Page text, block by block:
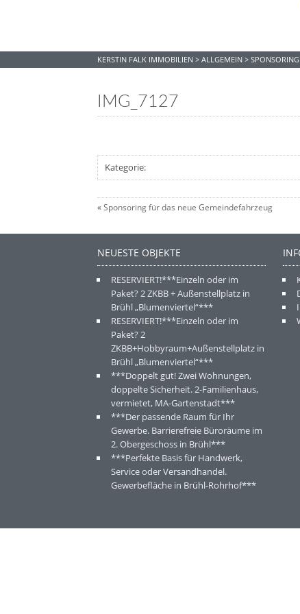
KERSTIN FALK IMMOBILIEN > ALLGEMEIN >
IMG_7127
Kategorie:
«Sponsoring für das neue Gemeindefahrzeug
NEUESTE OBJEKTE
RESERVIERT!***Einzeln oder im
Paket? 2 ZKBB + Außenstellplatz in
Brühl „Blumenviertel“***
RESERVIERT!***Einzeln oder im
Paket? 2
ZKBB+Hobbyraum+Außenstellplatz in
Brühl „Blumenviertel“***
***Doppelt gut! Zwei Wohnungen,
doppelte Sicherheit. 2-Familienhaus,
vermietet, MA-Gartenstadt***
***Der passende Raum für Ihr
Gewerbe. Barrierefreie Büroräume im
2. Obergeschoss in Brühl***
***Perfekte Basis für Handwerk,
Service oder Versandhandel.
Gewerbefläche in Brühl-Rohrhof***